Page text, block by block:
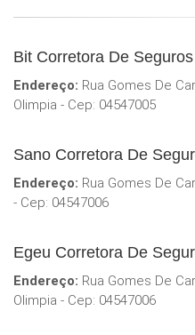
Bit Corretora De Seguros
Endereço: Rua Gomes De
Olimpia - Cep: 04547005
Sano Corretora De
Endereço: Rua Gomes De
- Cep: 04547006
Egeu Corretora De
Endereço: Rua Gomes De
Olimpia - Cep: 04547006